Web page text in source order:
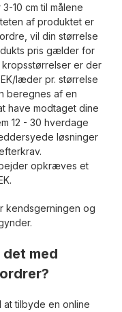
10 cm til målene
af ​​produktet er
vil din størrelse
pris gælder for
kropsstørrelser er der
læder pr. størrelse
beregnes af en
have modtaget dine
12 - 30 hverdage
løsninger
opkræves et
kendsgerningen og
med
tilbyde en online